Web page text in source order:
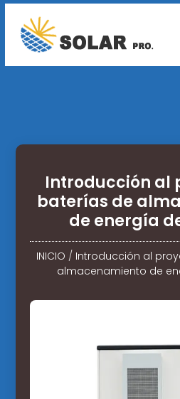
Introducción al
baterías de
de energía
INICIO / Introducción al
almacenamiento de